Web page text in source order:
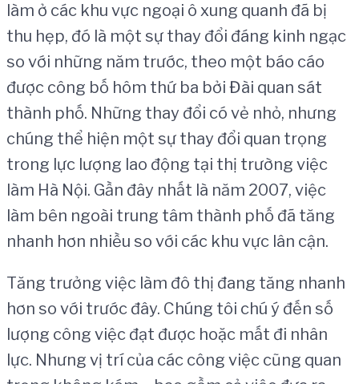
làm ở các khu vực ngoại ô xung quanh đã bị
thu hẹp, đó là một sự thay đổi đáng kinh ngạc
so với những năm trước, theo một báo cáo
được công bố hôm thứ ba bởi Đài quan sát
thành phố. Những thay đổi có vẻ nhỏ, nhưng
chúng thể hiện một sự thay đổi quan trọng
trong lực lượng lao động tại thị trường việc
làm Hà Nội. Gần đây nhất là năm 2007, việc
làm bên ngoài trung tâm thành phố đã tăng
nhanh hơn nhiều so với các khu vực lân cận.
Tăng trưởng việc làm đô thị đang tăng nhanh
hơn so với trước đây. Chúng tôi chú ý đến số
lượng công việc đạt được hoặc mất đi nhân
lực. Nhưng vị trí của các công việc cũng quan